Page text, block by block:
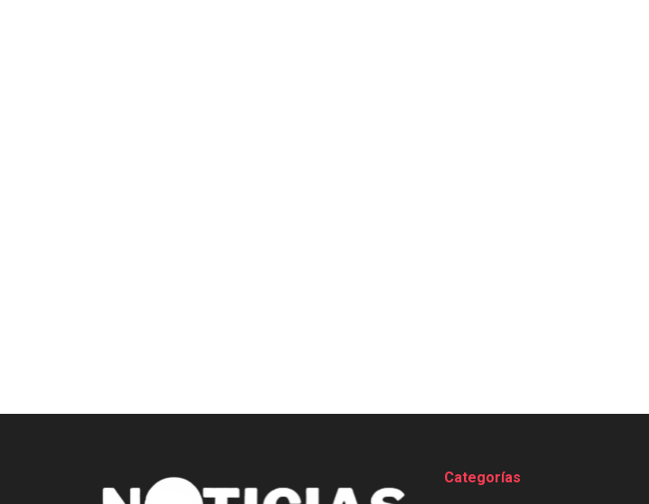
Categorías